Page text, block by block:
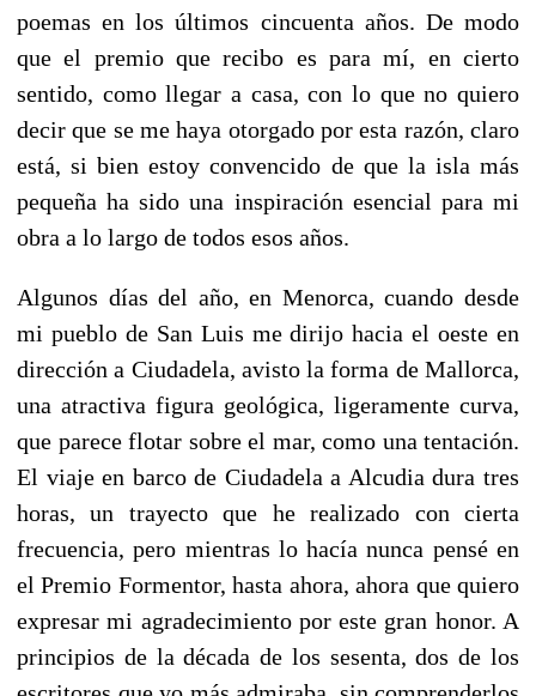
poemas en los últimos cincuenta años. De modo
que el premio que recibo es para mí, en cierto
sentido, como llegar a casa, con lo que no quiero
decir que se me haya otorgado por esta razón, claro
está, si bien estoy convencido de que la isla más
pequeña ha sido una inspiración esencial para mi
obra a lo largo de todos esos años.
Algunos días del año, en Menorca, cuando desde
mi pueblo de San Luis me dirijo hacia el oeste en
dirección a Ciudadela, avisto la forma de Mallorca,
una atractiva figura geológica, ligeramente curva,
que parece flotar sobre el mar, como una tentación.
El viaje en barco de Ciudadela a Alcudia dura tres
horas, un trayecto que he realizado con cierta
frecuencia, pero mientras lo hacía nunca pensé en
el Premio Formentor, hasta ahora, ahora que quiero
expresar mi agradecimiento por este gran honor. A
principios de la década de los sesenta, dos de los